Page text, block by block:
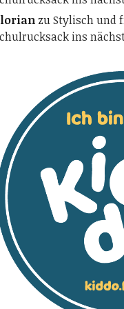
zuStylisch und
ins